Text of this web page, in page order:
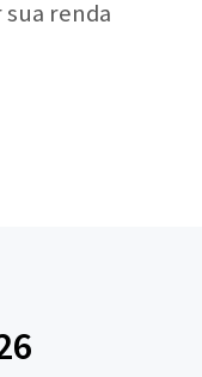
sua renda